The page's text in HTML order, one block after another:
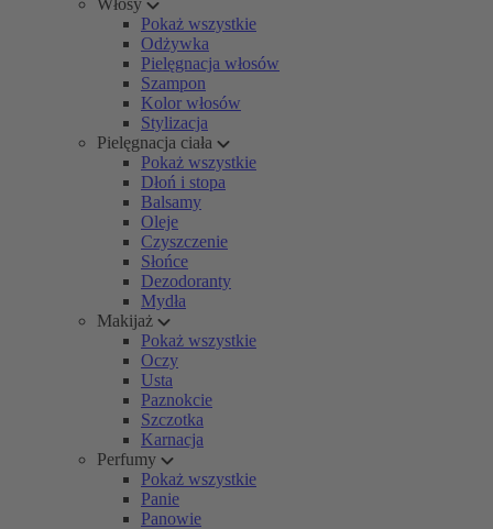
Włosy
Pokaż wszystkie
Odżywka
Pielęgnacja włosów
Szampon
Kolor włosów
Stylizacja
Pielęgnacja ciała
Pokaż wszystkie
Dłoń i stopa
Balsamy
Oleje
Czyszczenie
Słońce
Dezodoranty
Mydła
Makijaż
Pokaż wszystkie
Oczy
Usta
Paznokcie
Szczotka
Karnacja
Perfumy
Pokaż wszystkie
Panie
Panowie